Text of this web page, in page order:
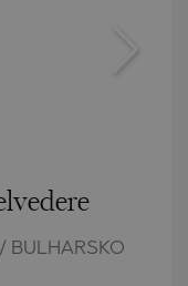
BULHARSKO